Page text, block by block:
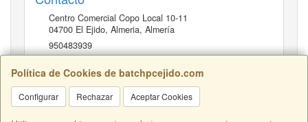
Política de Cookies de batchpcejido.com
Configurar Rechazar Aceptar Cookies
Centro Comercial Copo Local 10-11
04700 El Ejido, Almeria, Almería
950483939
Horario
10 a 22H